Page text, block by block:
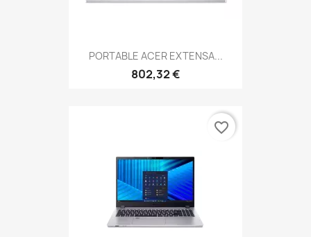
PORTABLE ACER EXTENSA...
802,32 €
favorite_border